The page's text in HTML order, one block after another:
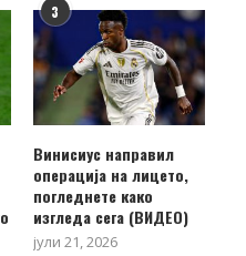
3
Винисиус направил
операција на лицето,
погледнете како
изгледа сега (ВИДЕО)
јули 21, 2026